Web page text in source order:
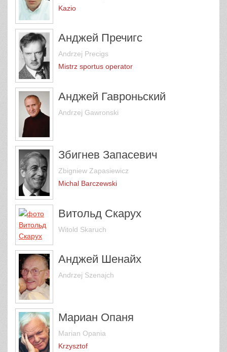
Kazio
Анджей Пречигс
Andrzej Precigs
Mistrz sportus operator
Анджей Гавроньский
Andrzej Gawronski
Збигнев Запасевич
Zbigniew Zapasiewicz
Michal Barczewski
Витольд Скарух
Witold Skaruch
Анджей Шенайх
Andrzej Szenajch
Мариан Опаня
Marian Opania
Krzysztof